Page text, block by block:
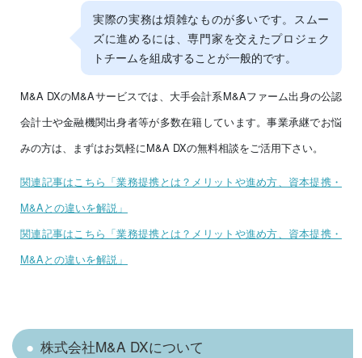
実際の実務は煩雑なものが多いです。スムー
ズに進めるには、専門家を交えたプロジェク
トチームを組成することが一般的です。
M&A DXのM&Aサービスでは、大手会計系M&Aファーム出身の公認
会計士や金融機関出身者等が多数在籍しています。事業承継でお悩
みの方は、まずはお気軽にM&A DXの無料相談をご活用下さい。
関連記事はこちら「業務提携とは？メリットや進め方、資本提携・
M&Aとの違いを解説」
関連記事はこちら「業務提携とは？メリットや進め方、資本提携・
M&Aとの違いを解説」
株式会社M&A DXについて